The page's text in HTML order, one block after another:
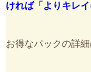
ければ「よりキレ
お得なパックの詳細